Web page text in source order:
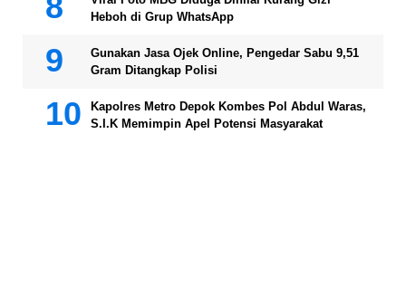
Heboh di Grup WhatsApp
Gunakan Jasa Ojek Online, Pengedar Sabu 9,51
Gram Ditangkap Polisi
Kapolres Metro Depok Kombes Pol Abdul Waras,
S.I.K Memimpin Apel Potensi Masyarakat